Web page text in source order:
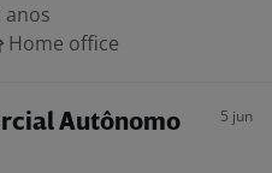
anos
Home office
Autônomo 5 jun